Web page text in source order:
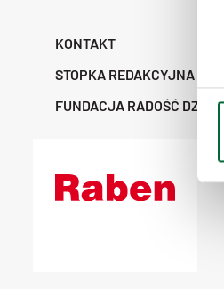
z
KONTAKT
STOPKA REDAKCYJNA
FUNDACJA RADOŚĆ